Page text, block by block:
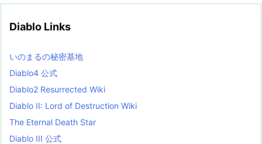
e
i
s
t
Diablo Links
いのまるの秘密基地
Diablo4 公式
Diablo2 Resurrected Wiki
Diablo II: Lord of Destruction Wiki
The Eternal Death Star
Diablo III 公式